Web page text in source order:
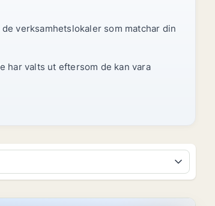
verksamhetslokaler som matchar din
har valts ut eftersom de kan vara